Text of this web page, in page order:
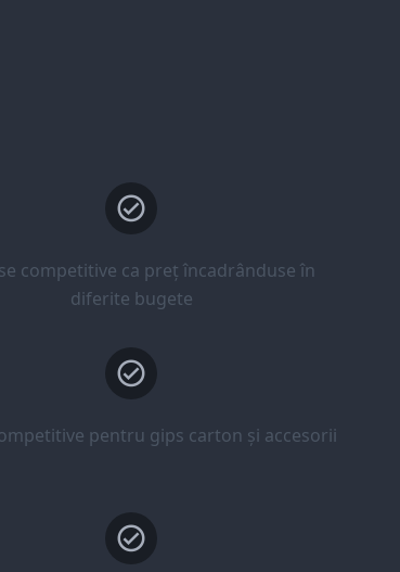
competitive ca preț încadrânduse în
diferite bugete
pentru gips carton și accesorii